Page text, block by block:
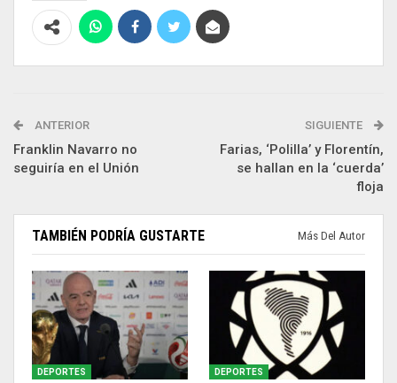
ANTERIOR
Franklin Navarro no
seguiría en el Unión
SIGUIENTE
Farias, ‘Polilla’ y Florentín,
se hallan en la ‘cuerda’
floja
TAMBIÉN PODRÍA GUSTARTE Más Del Autor
DEPORTES DEPORTES